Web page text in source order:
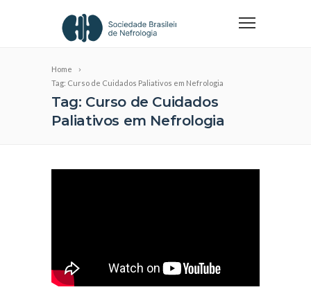
Home
Tag: Curso de Cuidados Paliativos em Nefrologia
Tag: Curso de Cuidados
Paliativos em Nefrologia